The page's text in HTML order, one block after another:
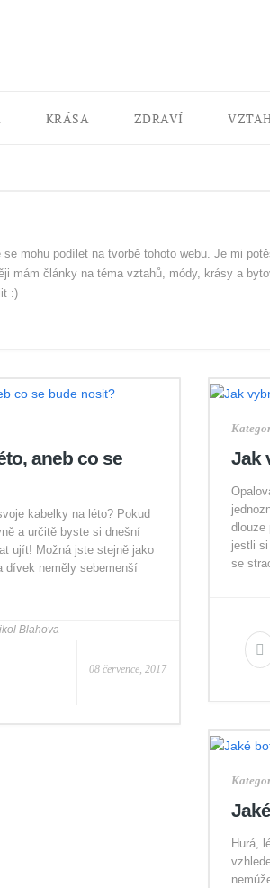
KRÁSA ZDRAVÍ
mohu podílet na tvorbě tohoto webu. Je mi
mám články na téma vztahů, módy, krásy a
:)
aneb co se
kabelky na léto? Pokud
a určitě byste si dnešní
ujít! Možná jste stejně jako
dívek neměly sebemenší
Blahova
08 července, 2017
Jak
dlouze
jestli
se
Hurá,